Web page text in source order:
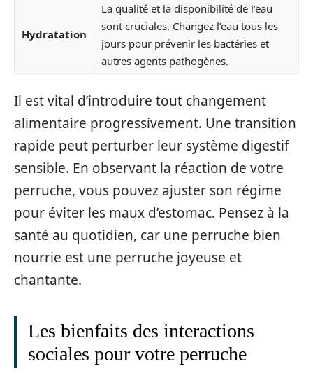
Hydratation
La qualité et la disponibilité de l’eau
sont cruciales. Changez l’eau tous les
jours pour prévenir les bactéries et
autres agents pathogènes.
Il est vital d’introduire tout changement
alimentaire progressivement. Une transition
rapide peut perturber leur système digestif
sensible. En observant la réaction de votre
perruche, vous pouvez ajuster son régime
pour éviter les maux d’estomac. Pensez à la
santé au quotidien, car une perruche bien
nourrie est une perruche joyeuse et
chantante.
Les bienfaits des interactions
sociales pour votre perruche